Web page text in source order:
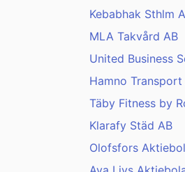
Kebabhak Sthlm
MLA Takvård AB
United Business
Hamno Transport
Täby Fitness by
Klarafy Städ AB
Olofsfors